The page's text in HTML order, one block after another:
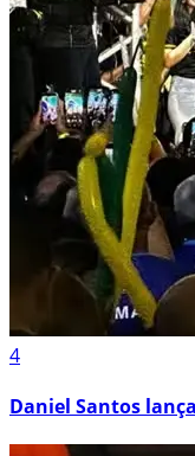
4
Daniel Santos